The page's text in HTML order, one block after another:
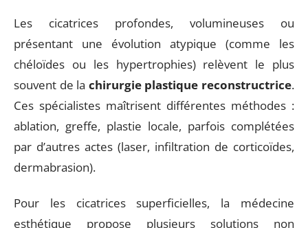
Les cicatrices profondes, volumineuses ou
présentant une évolution atypique (comme les
chéloïdes ou les hypertrophies) relèvent le plus
souvent de la chirurgie plastique reconstructrice.
Ces spécialistes maîtrisent différentes méthodes :
ablation, greffe, plastie locale, parfois complétées
par d’autres actes (laser, infiltration de corticoïdes,
dermabrasion).
Pour les cicatrices superficielles, la médecine
esthétique propose plusieurs solutions non